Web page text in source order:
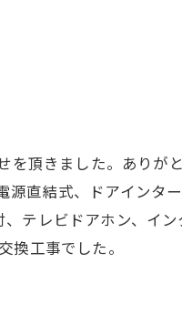
頂きました。ありがと
源直結式、ドアインター
テレビドアホン、イン
換工事でした。